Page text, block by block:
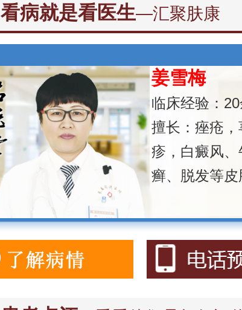
看病就是看医生—汇聚肤康
姜雪梅
临床经验：
擅长：痤疮，
疹，白癜风、
癣、脱发等皮